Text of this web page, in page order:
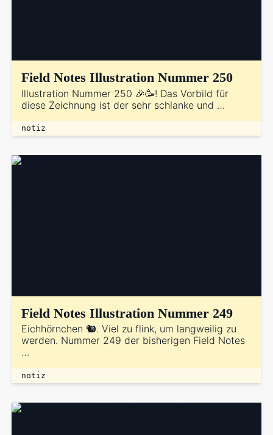
Field Notes Illustration Nummer 250
Illustration Nummer 250 🎉🥳! Das Vorbild für
diese Zeichnung ist der sehr schlanke und …
notiz
Field Notes Illustration Nummer 249
Eichhörnchen 🐿️. Viel zu flink, um langweilig zu
werden. Nummer 249 der bisherigen Field Notes
…
notiz